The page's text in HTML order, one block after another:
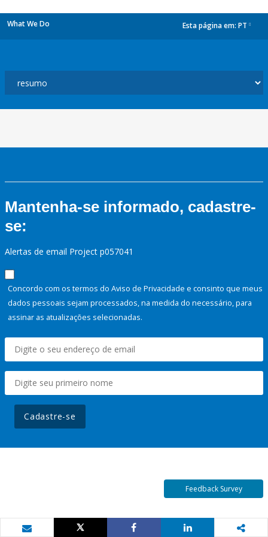
What We Do Esta página em: PT
Mantenha-se informado, cadastre-
se:
Alertas de email Project p057041
Concordo com os termos do Aviso de Privacidade e consinto que meus
dados pessoais sejam processados, na medida do necessário, para
assinar as atualizações selecionadas.
Cadastre-se
Feedback Survey